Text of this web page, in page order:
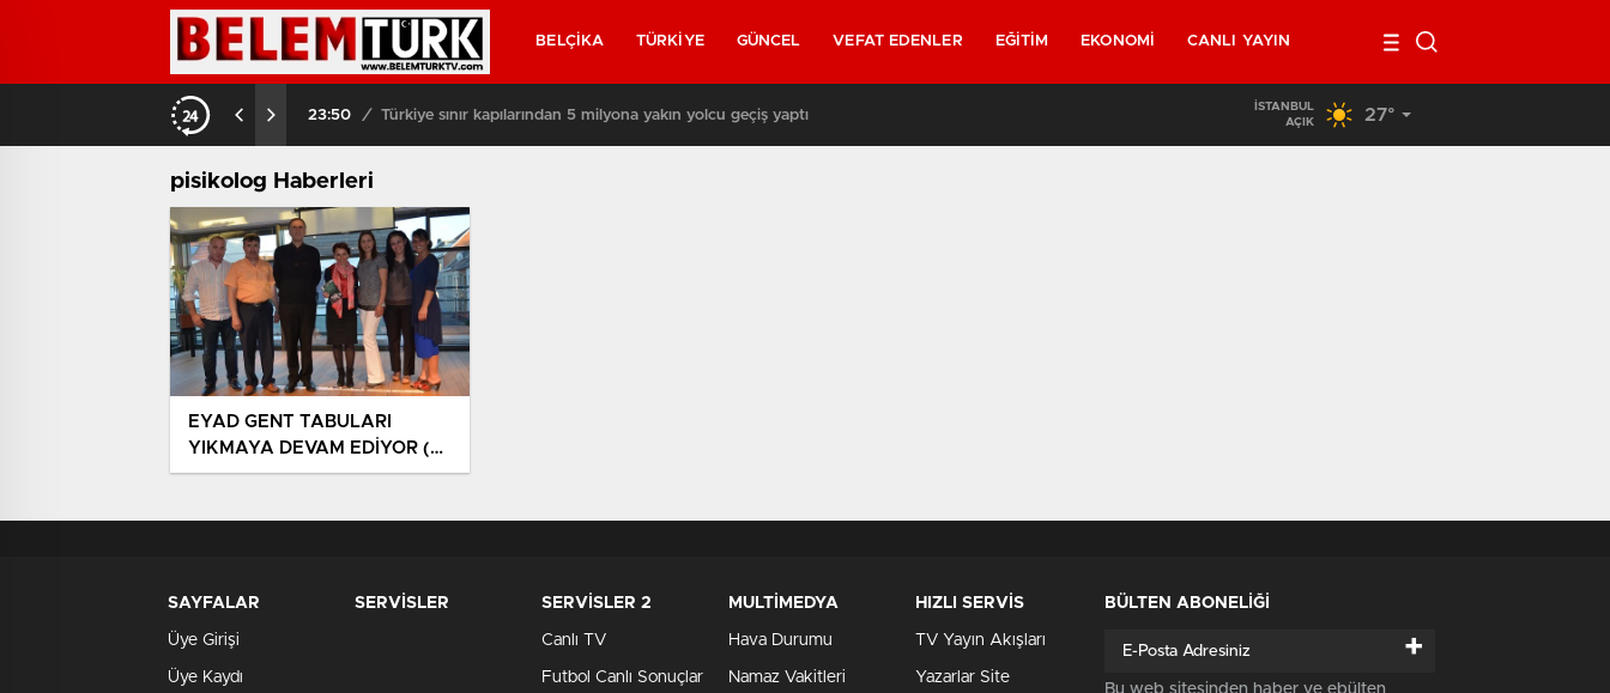
BELÇIKA TÜRKIYE GÜNCEL VEFAT EDENLER EĞITIM EKONOMI CANLI YAYIN
03:08 / Brüksel sokaklarında yeniden askerler mi devriye gezecek? Belçika’da kendi minibüsünün altında kalan 40
İSTANBUL
AÇIK
27°
pisikolog Haberleri
EYAD GENT TABULARI
YIKMAYA DEVAM EDİYOR (
GÖRÜNTÜLÜ )
SAYFALAR
Üye Girişi
Üye Kaydı
SERVİSLER SERVİSLER 2
Canlı TV
Futbol Canlı Sonuçlar
MULTİMEDYA
Hava Durumu
Namaz Vakitleri
HIZLI SERVİS
TV Yayın Akışları
Yazarlar Site
BÜLTEN ABONELİĞİ
+
Bu web sitesinden haber ve ebülten